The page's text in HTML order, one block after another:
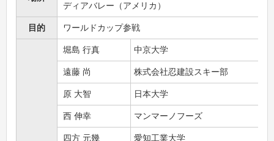
ディアバレー（アメリカ）
目的 ワールドカップ参戦
堀島 行真 中京大学
遠藤 尚 株式会社忍建設スキー部
原 大智 日本大学
西 伸幸 マンマーノフーズ
四方 元幾 愛知工業大学